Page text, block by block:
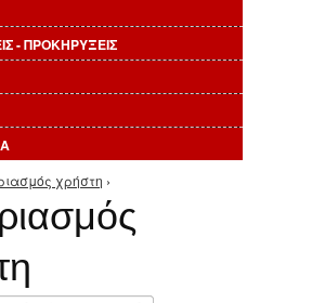
- ΠΡΟΚΗΡΥΞΕΙΣ
χρήστη ›